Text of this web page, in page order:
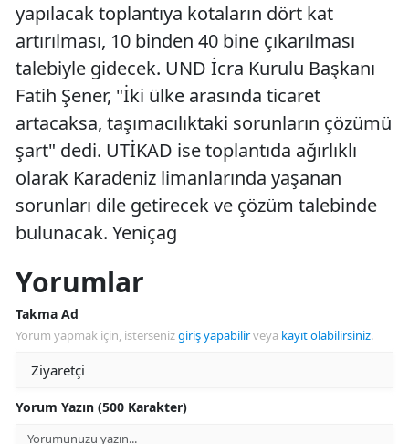
yapılacak toplantıya kotaların dört kat
artırılması, 10 binden 40 bine çıkarılması
talebiyle gidecek. UND İcra Kurulu Başkanı
Fatih Şener, "İki ülke arasında ticaret
artacaksa, taşımacılıktaki sorunların çözümü
şart" dedi. UTİKAD ise toplantıda ağırlıklı
olarak Karadeniz limanlarında yaşanan
sorunları dile getirecek ve çözüm talebinde
bulunacak. Yeniçag
Yorumlar
Takma Ad
Yorum yapmak için, istersenizgiriş yapabilirveya kayıt olabilirsiniz.
Yorum Yazın (500 Karakter)